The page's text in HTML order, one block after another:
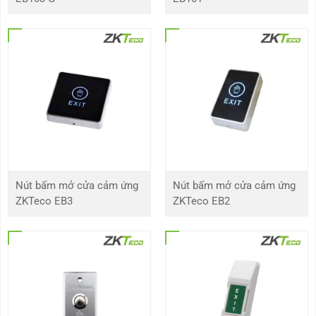
Bước 4: Khi nhấn nút, tiếp điểm NO chập lại và thông với COM để kích hoạt
Cách lắp đặt và nguyên lý hoạt động của nút exit
Ưu điểm nổi bật của nút exit
Nút bấm mở cửa cảm ứng
ZKTeco EB3
Nút bấm mở cửa cảm ứng
ZKTeco EB2